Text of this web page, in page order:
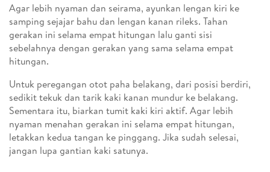
Agar lebih nyaman dan seirama, ayunkan lengan kiri ke
samping sejajar bahu dan lengan kanan rileks. Tahan
gerakan ini selama empat hitungan lalu ganti sisi
sebelahnya dengan gerakan yang sama selama empat
hitungan.
Untuk peregangan otot paha belakang, dari posisi berdiri,
sedikit tekuk dan tarik kaki kanan mundur ke belakang.
Sementara itu, biarkan tumit kaki kiri aktif. Agar lebih
nyaman menahan gerakan ini selama empat hitungan,
letakkan kedua tangan ke pinggang. Jika sudah selesai,
jangan lupa gantian kaki satunya.